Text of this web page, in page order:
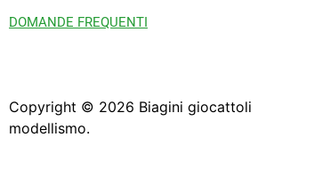
DOMANDE FREQUENTI
Copyright © 2026 Biagini giocattoli
modellismo.